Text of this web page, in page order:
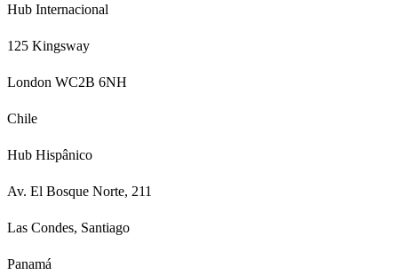
Hub Internacional
125 Kingsway
London WC2B 6NH
Chile
Hub Hispânico
Av. El Bosque Norte, 211
Las Condes, Santiago
Panamá